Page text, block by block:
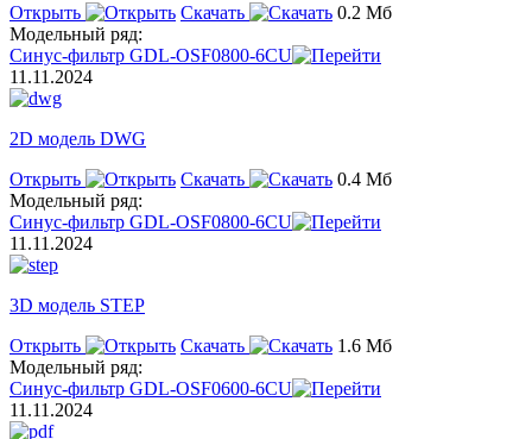
Открыть
Скачать
0.2 Мб
Модельный ряд:
Синус-фильтр GDL-OSF0800-6CU
11.11.2024
2D модель DWG
Открыть
Скачать
0.4 Мб
Модельный ряд:
Синус-фильтр GDL-OSF0800-6CU
11.11.2024
3D модель STEP
Открыть
Скачать
1.6 Мб
Модельный ряд:
Синус-фильтр GDL-OSF0600-6CU
11.11.2024